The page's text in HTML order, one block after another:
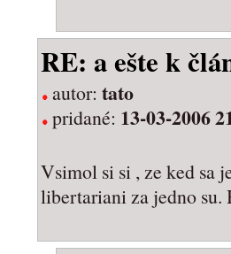
RE: a ešte k
autor: tato
pridané: 13-03-2006
Vsimol si si , ze ked sa
libertariani za jedno su.